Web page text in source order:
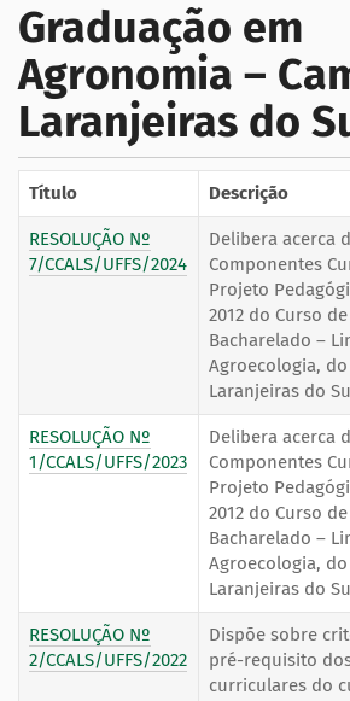
Graduação em
Agronomia –
Laranjeiras do
Título Descrição
RESOLUÇÃO Nº
7/CCALS/UFFS/2024
Delibera acerca
Componentes
Projeto
2012 do Curso
Bacharelado –
Agroecologia, do
Laranjeiras do
RESOLUÇÃO Nº
1/CCALS/UFFS/2023
Delibera acerca
Componentes
Projeto
2012 do Curso
Bacharelado –
Agroecologia, do
Laranjeiras do
RESOLUÇÃO Nº
2/CCALS/UFFS/2022
Dispõe sobre
pré-requisito
curriculares do